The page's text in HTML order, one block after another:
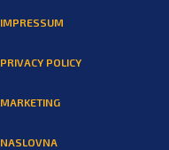
IMPRESSUM
PRIVACY POLICY
MARKETING
NASLOVNA